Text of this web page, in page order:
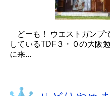
どーも！ ウエストガンプ
しているTDF３・０の大阪
に来...